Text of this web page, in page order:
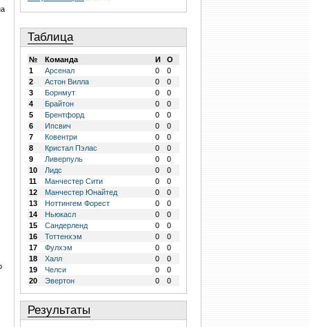
Таблица
№ Команда И
О
1
Арсенал 0
0
2
Астон Вилла 0
0
3
Борнмут 0
0
4
Брайтон 0
0
5
Брентфорд 0
0
6
Ипсвич 0
0
7
Ковентри 0
0
8
Кристал Пэлас 0
0
9
Ливерпуль 0
0
10
Лидс 0
0
11
Манчестер Сити 0
0
12
Манчестер Юнайтед 0
0
13
Ноттингем Форест 0
0
14
Ньюкасл 0
0
15
Сандерленд 0
0
16
Тоттенхэм 0
0
17
Фулхэм 0
0
18
Халл 0
0
19
Челси 0
0
20
Эвертон 0 0
Результаты